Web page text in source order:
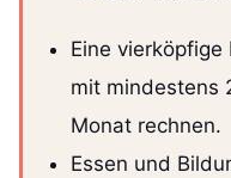
Eine
mit mindestens
Monat rechnen.
Essen und